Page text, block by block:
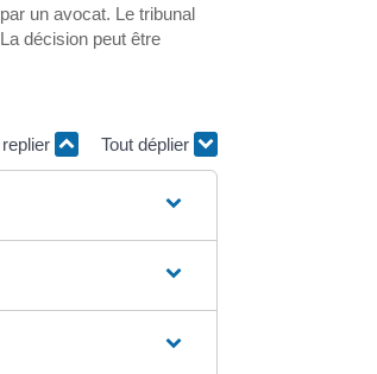
un avocat. Le tribunal
décision peut être
Tout déplier